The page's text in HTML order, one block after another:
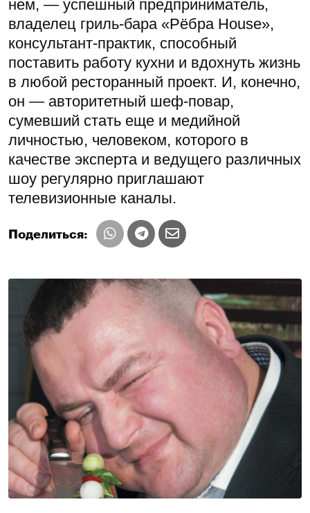
нем, — успешный предприниматель,
владелец гриль-бара «Рёбра House»,
консультант-практик, способный
поставить работу кухни и вдохнуть жизнь
в любой ресторанный проект. И, конечно,
он — авторитетный шеф-повар,
сумевший стать еще и медийной
личностью, человеком, которого в
качестве эксперта и ведущего различных
шоу регулярно приглашают
телевизионные каналы.
Поделиться: